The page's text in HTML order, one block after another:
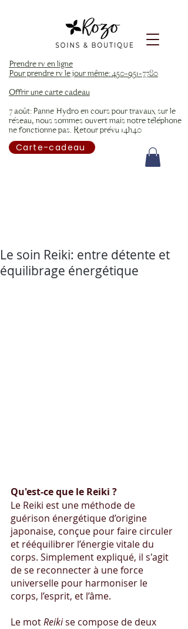
Carte-cadeau
Prendre rv en ligne
Pour prendre rv le jour même: 450-951-7780
Offrir une carte cadeau
7 août: Panne Hydro en cours pour travaux sur le
réseau, nous sommes ouvert mais notre téléphone
ne fonctionne pas. Retour prévu 14h40
Le soin Reiki: entre détente et
équilibrage énergétique
Qu'est-ce que le Reiki ?
Le Reiki est une méthode de
guérison énergétique d’origine
japonaise, conçue pour faire circuler
et rééquilibrer l’énergie vitale du
corps. Simplement expliqué, il s'agit
de se reconnecter à une force
universelle pour harmoniser le
corps, l’esprit, et l’âme.
Le mot Reiki se compose de deux